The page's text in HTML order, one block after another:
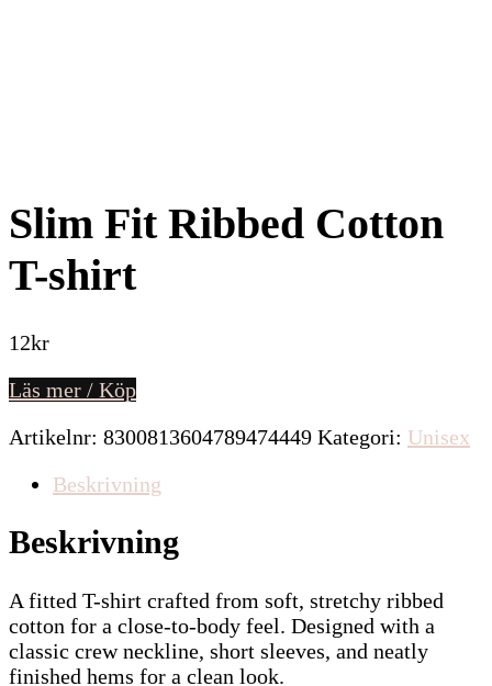
Slim Fit Ribbed Cotton
T-shirt
12kr
Läs mer / Köp
Artikelnr: 8300813604789474449 Kategori: Unisex
Beskrivning
Beskrivning
A fitted T-shirt crafted from soft, stretchy ribbed
cotton for a close-to-body feel. Designed with a
classic crew neckline, short sleeves, and neatly
finished hems for a clean look.